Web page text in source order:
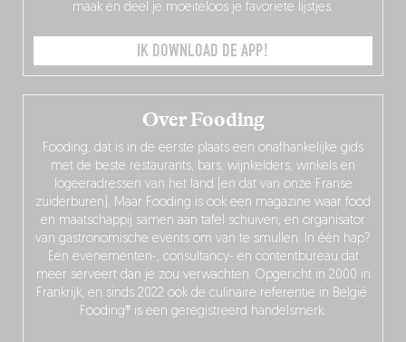
Over Fooding
Fooding, dat is in de eerste plaats een onafhankelijke gids
met de beste restaurants, bars, wijnkelders, winkels en
logeeradressen van het land (en dat van onze Franse
zuiderburen). Maar Fooding is ook een magazine waar food
en maatschappij samen aan tafel schuiven, en organisator
van gastronomische events om van te smullen. In één hap?
Een evenementen-, consultancy- en contentbureau dat
meer serveert dan je zou verwachten. Opgericht in 2000 in
Frankrijk, en sinds 2022 ook de culinaire referentie in België.
Fooding® is een geregistreerd handelsmerk.
maak en deel je moeiteloos je favoriete lijstjes.
IK DOWNLOAD DE APP!